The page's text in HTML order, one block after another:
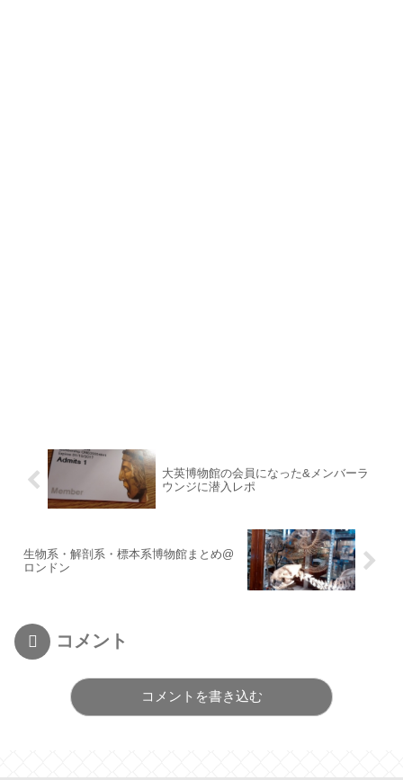
大英博物館の会員になった&メンバーラ
ウンジに潜入レポ
生物系・解剖系・標本系博物館まとめ@
ロンドン
コメント
コメントを書き込む